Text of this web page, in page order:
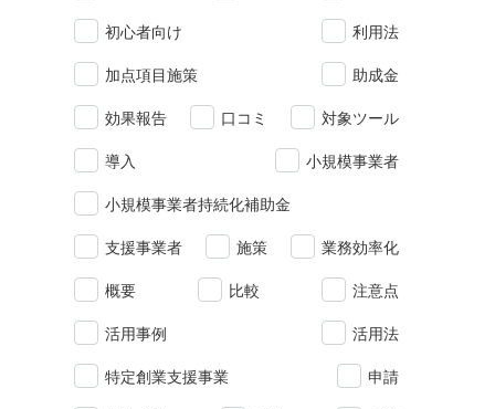
初心者向け 利用法
加点項目施策 助成金
効果報告 口コミ 対象ツール
導入 小規模事業者
小規模事業者持続化補助金
支援事業者 施策 業務効率化
概要 比較 注意点
活用事例 活用法
特定創業支援事業 申請